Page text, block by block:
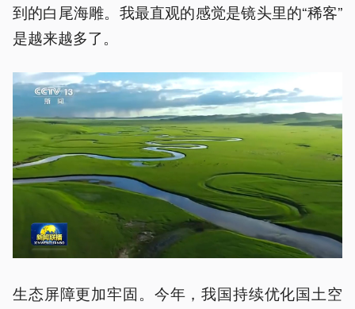
到的白尾海雕。我最直观的感觉是镜头里的“稀客”
是越来越多了。
生态屏障更加牢固。今年，我国持续优化国土空